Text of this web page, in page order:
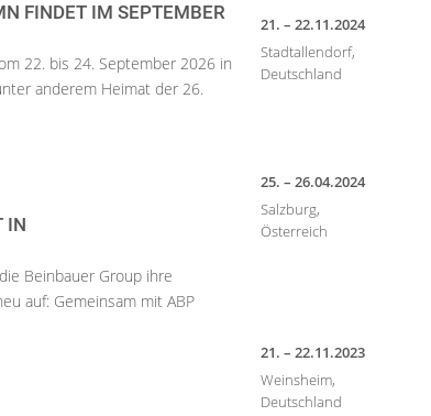
FINDET IM SEPTEMBER
22. bis 24. September 2026 in
anderem Heimat der 26.
IN
Beinbauer Group ihre
auf: Gemeinsam mit ABP
21. – 22.11.2024
Stadtallendorf,
Deutschland
25. – 26.04.2024
Salzburg,
Österreich
21. – 22.11.2023
Weinsheim,
Deutschland